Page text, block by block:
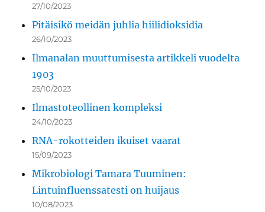
27/10/2023
Pitäisikö meidän juhlia hiilidioksidia
26/10/2023
Ilmanalan muuttumisesta artikkeli vuodelta
1903
25/10/2023
Ilmastoteollinen kompleksi
24/10/2023
RNA-rokotteiden ikuiset vaarat
15/09/2023
Mikrobiologi Tamara Tuuminen:
Lintuinfluenssatesti on huijaus
10/08/2023